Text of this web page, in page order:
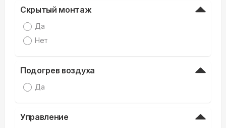
Скрытый монтаж
Да
Нет
Подогрев воздуха
Да
Управление